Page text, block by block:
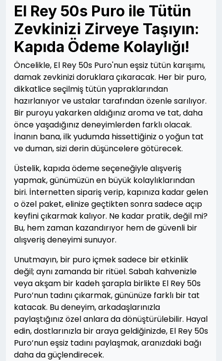
El Rey 50s Puro ile Tütün
Zevkinizi Zirveye Taşıyın:
Kapıda Ödeme Kolaylığı!
Öncelikle, El Rey 50s Puro'nun eşsiz tütün karışımı,
damak zevkinizi doruklara çıkaracak. Her bir puro,
dikkatlice seçilmiş tütün yapraklarından
hazırlanıyor ve ustalar tarafından özenle sarılıyor.
Bir puroyu yakarken aldığınız aroma ve tat, daha
önce yaşadığınız deneyimlerden farklı olacak.
İnanın bana, ilk yudumda hissettiğiniz o yoğun tat
ve duman, sizi derin düşüncelere götürecek.
Üstelik, kapıda ödeme seçeneğiyle alışveriş
yapmak, günümüzün en büyük kolaylıklarından
biri. İnternetten sipariş verip, kapınıza kadar gelen
o özel paket, elinize geçtikten sonra sadece açıp
keyfini çıkarmak kalıyor. Ne kadar pratik, değil mi?
Bu, hem zaman kazandırıyor hem de güvenli bir
alışveriş deneyimi sunuyor.
Unutmayın, bir puro içmek sadece bir etkinlik
değil; aynı zamanda bir ritüel. Sabah kahvenizle
veya akşam bir kadeh şarapla birlikte El Rey 50s
Puro’nun tadını çıkarmak, gününüze farklı bir tat
katacak. Bu deneyim, arkadaşlarınızla
paylaştığınız özel anlara da dönüştürülebilir. Hayal
edin, dostlarınızla bir araya geldiğinizde, El Rey 50s
Puro’nun eşsiz tadını paylaşmak, aranızdaki bağı
daha da güçlendirecek.